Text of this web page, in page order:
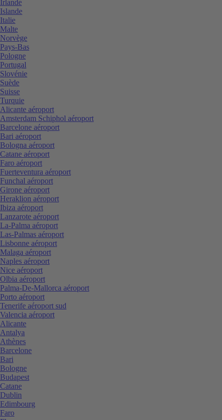
Irlande
Islande
Italie
Malte
Norvège
Pays-Bas
Pologne
Portugal
Slovénie
Suède
Suisse
Turquie
Alicante aéroport
Amsterdam Schiphol aéroport
Barcelone aéroport
Bari aéroport
Bologna aéroport
Catane aéroport
Faro aéroport
Fuerteventura aéroport
Funchal aéroport
Girone aéroport
Heraklion aéroport
Ibiza aéroport
Lanzarote aéroport
La-Palma aéroport
Las-Palmas aéroport
Lisbonne aéroport
Malaga aéroport
Naples aéroport
Nice aéroport
Olbia aéroport
Palma-De-Mallorca aéroport
Porto aéroport
Tenerife aéroport sud
Valencia aéroport
Alicante
Antalya
Athènes
Barcelone
Bari
Bologne
Budapest
Catane
Dublin
Edimbourg
Faro